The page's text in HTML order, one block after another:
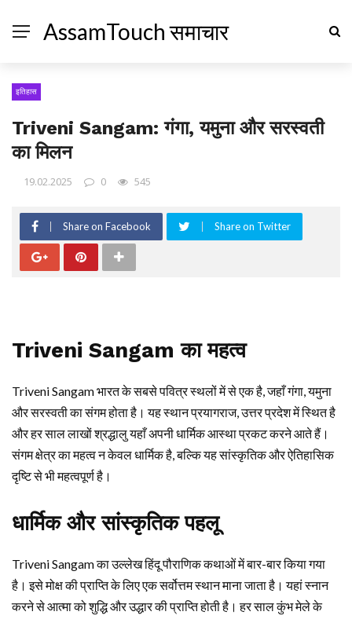
AssamTouch समाचार
इतिहास
Triveni Sangam: गंगा, यमुना और सरस्वती
का मिलन
19.02.2025 0 545
Share on Facebook Share on Twitter
Triveni Sangam का महत्व
Triveni Sangam भारत के सबसे पवित्र स्थलों में से एक है, जहाँ गंगा, यमुना
और सरस्वती का संगम होता है। यह स्थान प्रयागराज, उत्तर प्रदेश में स्थित है
और हर साल लाखों श्रद्धालु यहाँ अपनी धार्मिक आस्था प्रकट करने आते हैं।
संगम क्षेत्र का महत्व न केवल धार्मिक है, बल्कि यह सांस्कृतिक और ऐतिहासिक
दृष्टि से भी महत्वपूर्ण है।
धार्मिक और सांस्कृतिक पहलू
Triveni Sangam का उल्लेख हिंदू पौराणिक कथाओं में बार-बार किया गया
है। इसे मोक्ष की प्राप्ति के लिए एक सर्वोत्तम स्थान माना जाता है। यहां स्नान
करने से आत्मा को शुद्धि और उद्धार की प्राप्ति होती है। हर साल कुंभ मेले के